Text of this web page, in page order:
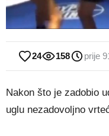
24 158 prije
Nakon što je zadobio
uglu nezadovoljno